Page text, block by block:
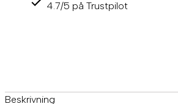
ö
4.7/5 på Trustpilot
Beskrivning